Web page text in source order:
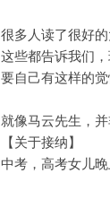
很多人读了很好
这些都告诉我们
要自己有这样的觉
就像马云先生，
【关于接纳】
中考，高考女儿